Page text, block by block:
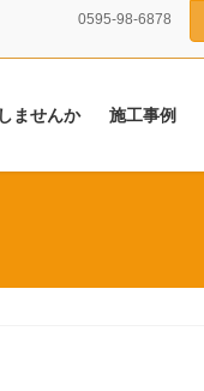
0595-98-6878
ませんか 施工事例